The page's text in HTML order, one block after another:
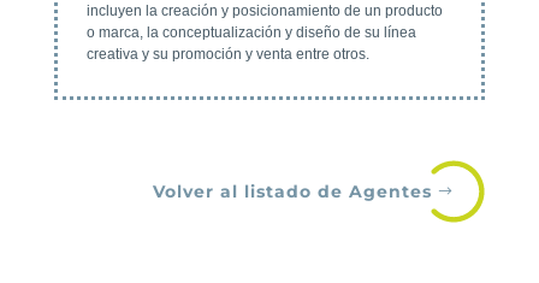
incluyen la creación y posicionamiento de un producto
o marca, la conceptualización y diseño de su línea
creativa y su promoción y venta entre otros.
Volver al listado de Agentes